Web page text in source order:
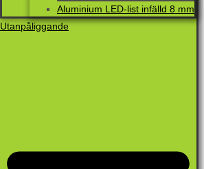
Aluminium LED-list infälld 8 mm
Utanpåliggande